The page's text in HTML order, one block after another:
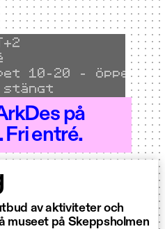
10–20 - Öppet
stängt
på
Fri entré.
av aktiviteter och
museet på Skeppsholmen